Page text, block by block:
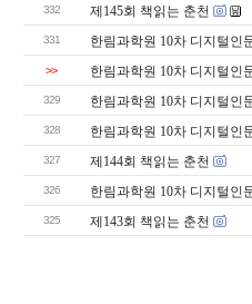
332 제145회 책읽는 춘천
331 한림과학원 10차 디지털인
>> 한림과학원 10차 디지털인
329 한림과학원 10차 디지털인
328 한림과학원 10차 디지털인
327 제144회 책읽는 춘천
326 한림과학원 10차 디지털인
325 제143회 책읽는 춘천